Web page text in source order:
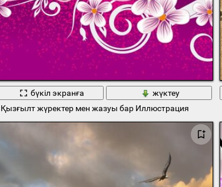
бүкіл экранға
жүктеу
Қызғылт жүректер мен жазуы бар Иллюстрация